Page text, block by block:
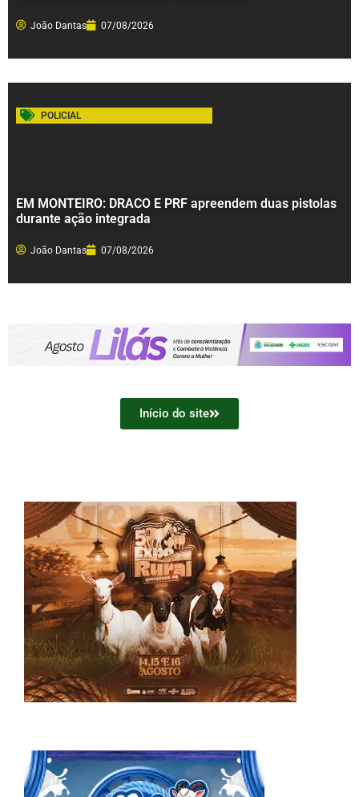
João Dantas 07/08/2026
POLICIAL
EM MONTEIRO: DRACO E PRF apreendem duas pistolas
durante ação integrada
João Dantas 07/08/2026
Início do site